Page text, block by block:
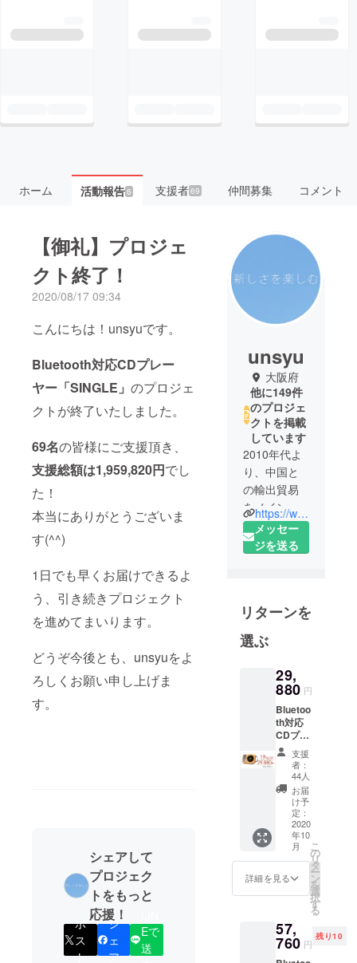
ホーム 活動報告6 支援者69 仲間募集 コメント
【御礼】プロジェ
クト終了！
2020/08/17 09:34
こんにちは！unsyuです。
Bluetooth対応CDプレー
ヤー「SINGLE」 のプロジェ
クトが終了いたしました。
69名の皆様にご支援頂き、
支援総額は1,959,820円でし
た！
本当にありがとうございま
す(^^)
1日でも早くお届けできるよ
う、引き続きプロジェクト
を進めてまいります。
どうぞ今後とも、unsyuをよ
ろしくお願い申し上げま
す。
シェアして
プロジェク
トをもっと
応援！
ポ
ス
ト
シ
ェ
ア
Eで
送
unsyu
大阪府
他に149件
のプロジェ
クトを掲載
しています
2010年代よ
り、中国と
の輸出貿易
をメイン業
務として、
会社を設立
入し、業務
を拡大しま
した。
ラウドファ
ンディング
事業にも参
入し、主に
海外から斬
新なる高品
質電子製品
を日本へ輸
入し、日本
のお客様に
紹介する。
https://www.facebook.com/Unsyu-225446938330839/
メッセー
ジを送る
リターンを
選ぶ
29,
880 円
Bluetoo
th対応
CDプ
レー
ヤー
「SING
LE」1
セット
のお届
けで
す。 ＜
1セット
の詳細
＞ ・CD
プレー
ヤー本
アタッ
シュ
ケース
支援
者：
44人
お届
け予
定：
2020
年10
月
詳細を見る
こ
の
リ
タ
ー
ン
を
選
択
す
る
57,
760 円
残り10